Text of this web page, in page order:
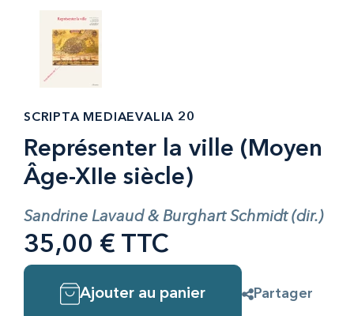
SCRIPTA MEDIAEVALIA 20
Représenter la ville (Moyen
Âge-XIIe siècle)
Sandrine Lavaud & Burghart Schmidt (dir.)
35,00 € TTC
Ajouter au panier Partager